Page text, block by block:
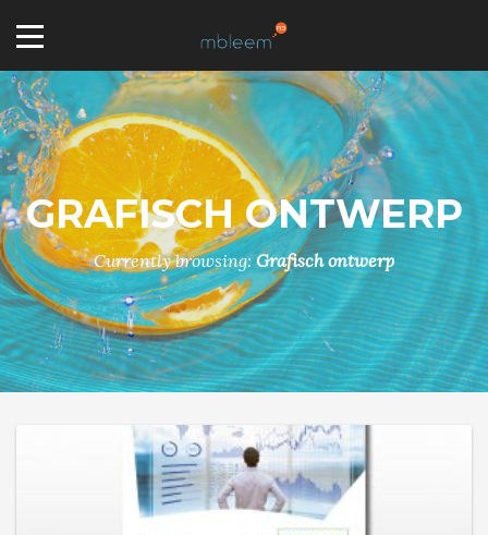
GRAFISCH ONTWERP
Currently browsing:Grafisch ontwerp